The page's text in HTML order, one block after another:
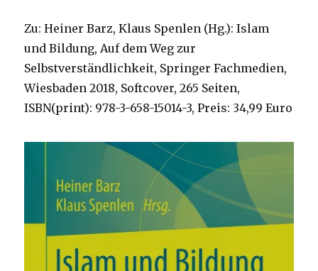
Zu: Heiner Barz, Klaus Spenlen (Hg.): Islam
und Bildung, Auf dem Weg zur
Selbstverständlichkeit, Springer Fachmedien,
Wiesbaden 2018, Softcover, 265 Seiten,
ISBN(print): 978-3-658-15014-3, Preis: 34,99 Euro